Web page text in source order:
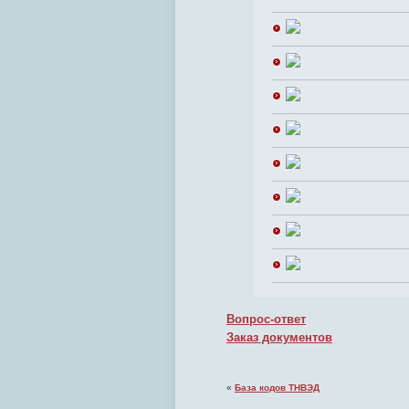
Вопрос-ответ
Заказ документов
« База кодов ТНВЭД